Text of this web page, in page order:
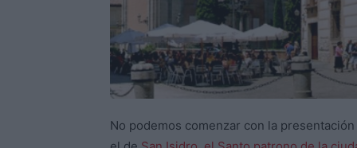
No podemos comenzar con la